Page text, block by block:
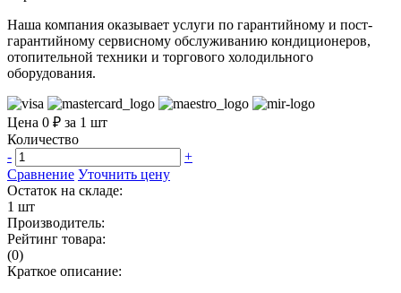
Наша компания оказывает услуги по гарантийному и пост-
гарантийному сервисному обслуживанию кондиционеров,
отопительной техники и торгового холодильного
оборудования.
Цена 0 ₽ за 1 шт
Количество
-
+
Сравнение Уточнить цену
Остаток на складе:
1 шт
Производитель:
Рейтинг товара:
(0)
Краткое описание: